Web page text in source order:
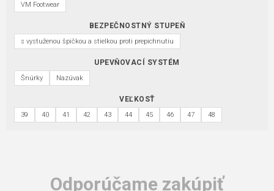
VM Footwear
BEZPEČNOSTNÝ STUPEŇ
s vystuženou špičkou a stielkou proti prepichnutiu
UPEVŇOVACÍ SYSTÉM
Šnúrky Nazúvak
VEĽKOSŤ
39 40 41 42 43 44 45 46 47 48
Odporúčame zakúpiť